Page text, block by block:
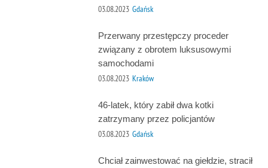
03.08.2023 Gdańsk
Przerwany przestępczy proceder
związany z obrotem luksusowymi
samochodami
03.08.2023 Kraków
46-latek, który zabił dwa kotki
zatrzymany przez policjantów
03.08.2023 Gdańsk
Chciał zainwestować na giełdzie, stracił